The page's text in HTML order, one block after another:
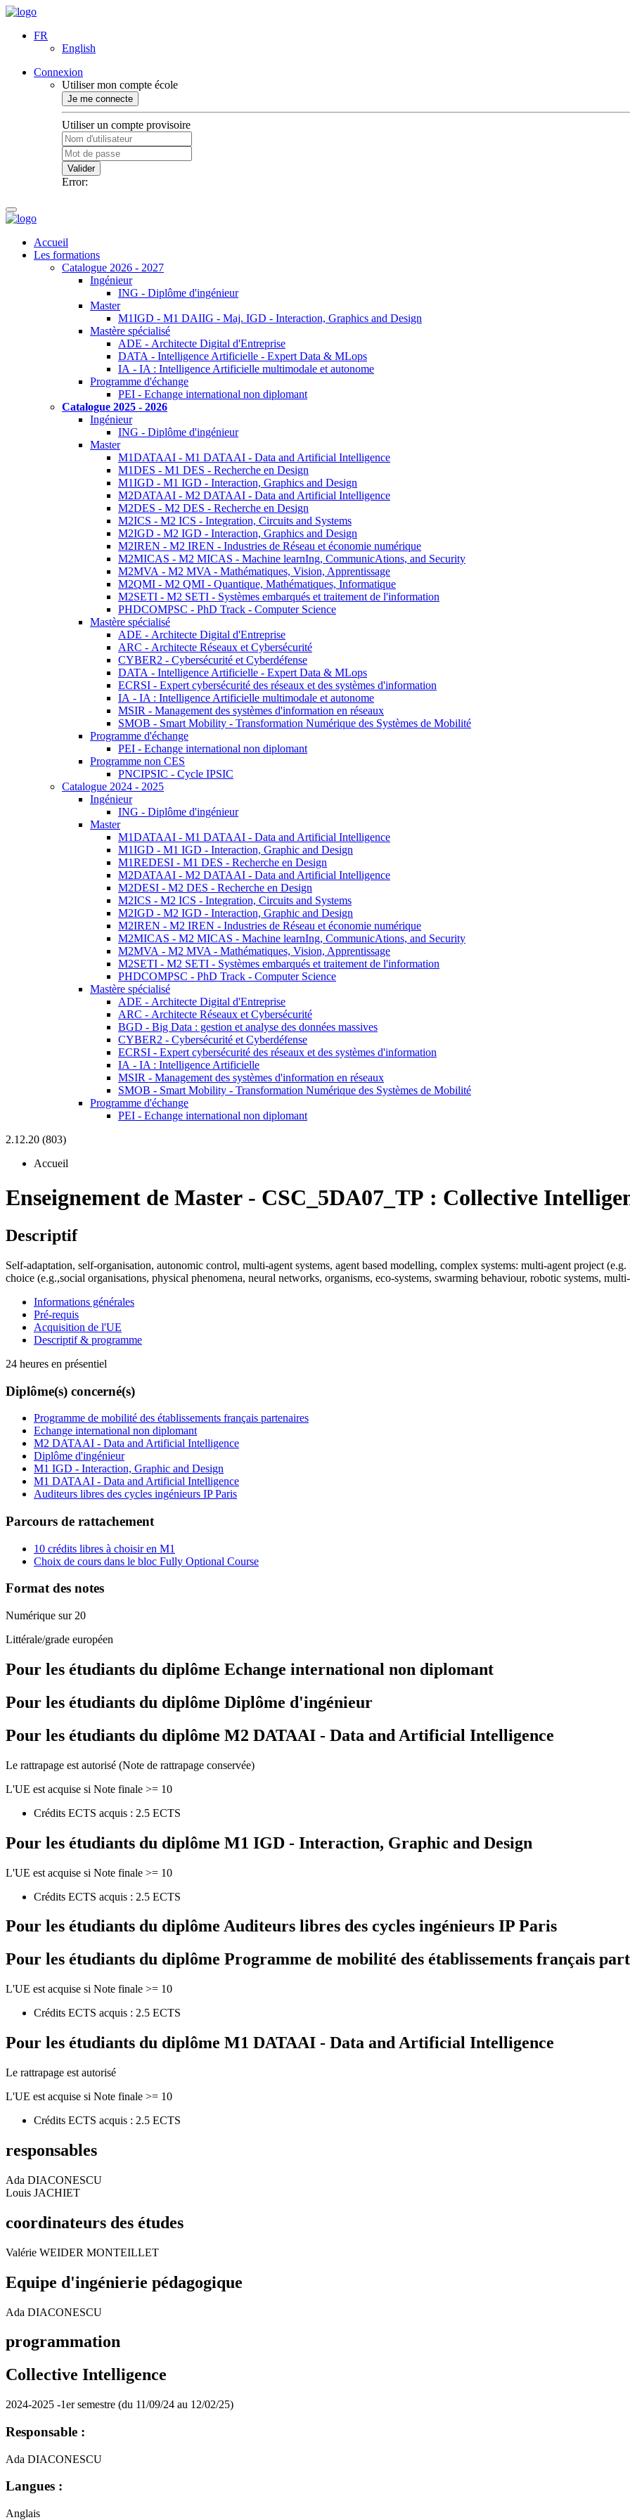
FR
English
Connexion
Utiliser mon compte école
Je me connecte
Utiliser un compte provisoire
Valider
Error:
Accueil
Les formations
Catalogue 2026 - 2027
Ingénieur
ING - Diplôme d'ingénieur
Master
M1IGD - M1 DAIIG - Maj. IGD - Interaction, Graphics and Design
Mastère spécialisé
ADE - Architecte Digital d'Entreprise
DATA - Intelligence Artificielle - Expert Data & MLops
IA - IA : Intelligence Artificielle multimodale et autonome
Programme d'échange
PEI - Echange international non diplomant
Catalogue 2025 - 2026
Ingénieur
ING - Diplôme d'ingénieur
Master
M1DATAAI - M1 DATAAI - Data and Artificial Intelligence
M1DES - M1 DES - Recherche en Design
M1IGD - M1 IGD - Interaction, Graphics and Design
M2DATAAI - M2 DATAAI - Data and Artificial Intelligence
M2DES - M2 DES - Recherche en Design
M2ICS - M2 ICS - Integration, Circuits and Systems
M2IGD - M2 IGD - Interaction, Graphics and Design
M2IREN - M2 IREN - Industries de Réseau et économie numérique
M2MICAS - M2 MICAS - Machine learnIng, CommunicAtions, and Security
M2MVA - M2 MVA - Mathématiques, Vision, Apprentissage
M2QMI - M2 QMI - Quantique, Mathématiques, Informatique
M2SETI - M2 SETI - Systèmes embarqués et traitement de l'information
PHDCOMPSC - PhD Track - Computer Science
Mastère spécialisé
ADE - Architecte Digital d'Entreprise
ARC - Architecte Réseaux et Cybersécurité
CYBER2 - Cybersécurité et Cyberdéfense
DATA - Intelligence Artificielle - Expert Data & MLops
ECRSI - Expert cybersécurité des réseaux et des systèmes d'information
IA - IA : Intelligence Artificielle multimodale et autonome
MSIR - Management des systèmes d'information en réseaux
SMOB - Smart Mobility - Transformation Numérique des Systèmes de Mobilité
Programme d'échange
PEI - Echange international non diplomant
Programme non CES
PNCIPSIC - Cycle IPSIC
Catalogue 2024 - 2025
Ingénieur
ING - Diplôme d'ingénieur
Master
M1DATAAI - M1 DATAAI - Data and Artificial Intelligence
M1IGD - M1 IGD - Interaction, Graphic and Design
M1REDESI - M1 DES - Recherche en Design
M2DATAAI - M2 DATAAI - Data and Artificial Intelligence
M2DESI - M2 DES - Recherche en Design
M2ICS - M2 ICS - Integration, Circuits and Systems
M2IGD - M2 IGD - Interaction, Graphic and Design
M2IREN - M2 IREN - Industries de Réseau et économie numérique
M2MICAS - M2 MICAS - Machine learnIng, CommunicAtions, and Security
M2MVA - M2 MVA - Mathématiques, Vision, Apprentissage
M2SETI - M2 SETI - Systèmes embarqués et traitement de l'information
PHDCOMPSC - PhD Track - Computer Science
Mastère spécialisé
ADE - Architecte Digital d'Entreprise
ARC - Architecte Réseaux et Cybersécurité
BGD - Big Data : gestion et analyse des données massives
CYBER2 - Cybersécurité et Cyberdéfense
ECRSI - Expert cybersécurité des réseaux et des systèmes d'information
IA - IA : Intelligence Artificielle
MSIR - Management des systèmes d'information en réseaux
SMOB - Smart Mobility - Transformation Numérique des Systèmes de Mobilité
Programme d'échange
PEI - Echange international non diplomant
2.12.20 (803)
Accueil
Enseignement de Master - CSC_5DA07_TP : Collective
Descriptif
Self-adaptation, self-organisation, autonomic control, multi-agent systems, agent based modelling, complex systems: multi-agent project
choice (e.g.,social organisations, physical phenomena, neural networks, organisms, eco-systems, swarming behaviour, robotic systems,
Informations générales
Pré-requis
Acquisition de l'UE
Descriptif & programme
24 heures en présentiel
Diplôme(s) concerné(s)
Programme de mobilité des établissements français partenaires
Echange international non diplomant
M2 DATAAI - Data and Artificial Intelligence
Diplôme d'ingénieur
M1 IGD - Interaction, Graphic and Design
M1 DATAAI - Data and Artificial Intelligence
Auditeurs libres des cycles ingénieurs IP Paris
Parcours de rattachement
10 crédits libres à choisir en M1
Choix de cours dans le bloc Fully Optional Course
Format des notes
Numérique sur 20
Littérale/grade européen
Pour les étudiants du diplôme Echange international non diplomant
Pour les étudiants du diplôme Diplôme d'ingénieur
Pour les étudiants du diplôme M2 DATAAI - Data and Artificial Intelligence
Le rattrapage est autorisé (Note de rattrapage conservée)
L'UE est acquise si Note finale >= 10
Crédits ECTS acquis : 2.5 ECTS
Pour les étudiants du diplôme M1 IGD - Interaction, Graphic and Design
L'UE est acquise si Note finale >= 10
Crédits ECTS acquis : 2.5 ECTS
Pour les étudiants du diplôme Auditeurs libres des cycles ingénieurs IP Paris
Pour les étudiants du diplôme Programme de mobilité des établissements français
L'UE est acquise si Note finale >= 10
Crédits ECTS acquis : 2.5 ECTS
Pour les étudiants du diplôme M1 DATAAI - Data and Artificial Intelligence
Le rattrapage est autorisé
L'UE est acquise si Note finale >= 10
Crédits ECTS acquis : 2.5 ECTS
responsables
Ada DIACONESCU
Louis JACHIET
coordinateurs des études
Valérie WEIDER MONTEILLET
Equipe d'ingénierie pédagogique
Ada DIACONESCU
programmation
Collective Intelligence
2024-2025 -1er semestre (du 11/09/24 au 12/02/25)
Responsable :
Ada DIACONESCU
Langues :
Anglais